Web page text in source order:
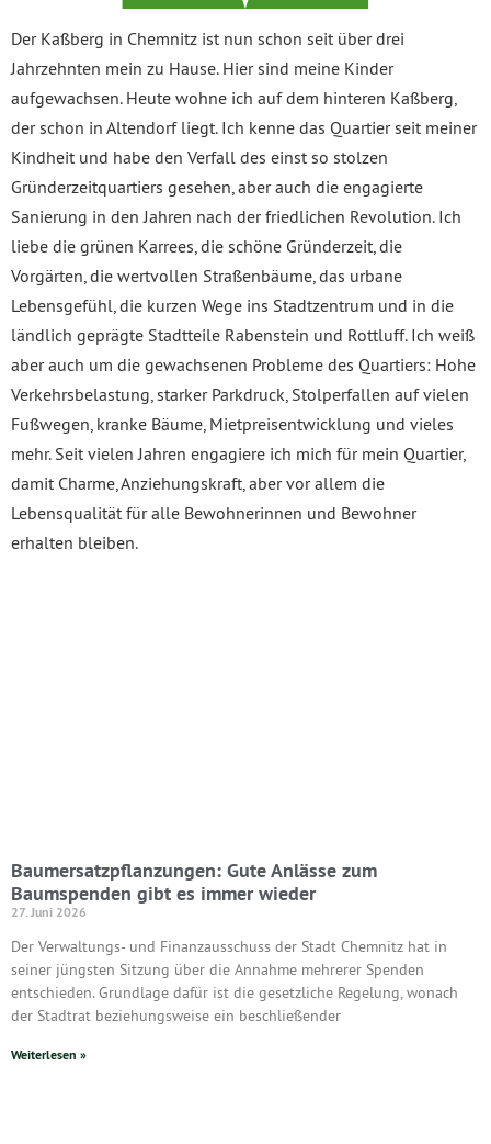
Der Kaßberg in Chemnitz ist nun schon seit über drei
Jahrzehnten mein zu Hause. Hier sind meine Kinder
aufgewachsen. Heute wohne ich auf dem hinteren Kaßberg,
der schon in Altendorf liegt. Ich kenne das Quartier seit meiner
Kindheit und habe den Verfall des einst so stolzen
Gründerzeitquartiers gesehen, aber auch die engagierte
Sanierung in den Jahren nach der friedlichen Revolution. Ich
liebe die grünen Karrees, die schöne Gründerzeit, die
Vorgärten, die wertvollen Straßenbäume, das urbane
Lebensgefühl, die kurzen Wege ins Stadtzentrum und in die
ländlich geprägte Stadtteile Rabenstein und Rottluff. Ich weiß
aber auch um die gewachsenen Probleme des Quartiers: Hohe
Verkehrsbelastung, starker Parkdruck, Stolperfallen auf vielen
Fußwegen, kranke Bäume, Mietpreisentwicklung und vieles
mehr. Seit vielen Jahren engagiere ich mich für mein Quartier,
damit Charme, Anziehungskraft, aber vor allem die
Lebensqualität für alle Bewohnerinnen und Bewohner
erhalten bleiben.
Baumersatzpflanzungen: Gute Anlässe zum
Baumspenden gibt es immer wieder
27. Juni 2026
Der Verwaltungs- und Finanzausschuss der Stadt Chemnitz hat in
seiner jüngsten Sitzung über die Annahme mehrerer Spenden
entschieden. Grundlage dafür ist die gesetzliche Regelung, wonach
der Stadtrat beziehungsweise ein beschließender
Weiterlesen »